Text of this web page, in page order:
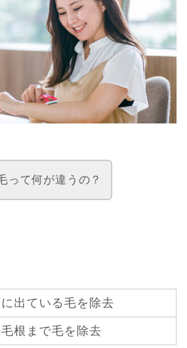
って何が違うの？
出ている毛を除去
根まで毛を除去